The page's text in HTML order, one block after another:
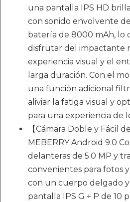
una pantalla IPS HD
con sonido envolvente
batería de 8000 mAh, lo
disfrutar del impactante
experiencia visual y el
larga duración. Con el
una función adicional
aliviar la fatiga visual y
para una experiencia de
【Cámara Doble y Fácil
MEBERRY Android 9.0
delanteras de 5.0 MP y
convenientes para fotos
con un cuerpo delgado
pantalla IPS G + P de 10